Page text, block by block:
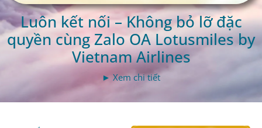
Luôn kết nối – Không bỏ lỡ đặc
quyền cùng Zalo OA Lotusmiles by
Vietnam Airlines
► Xem chi tiết